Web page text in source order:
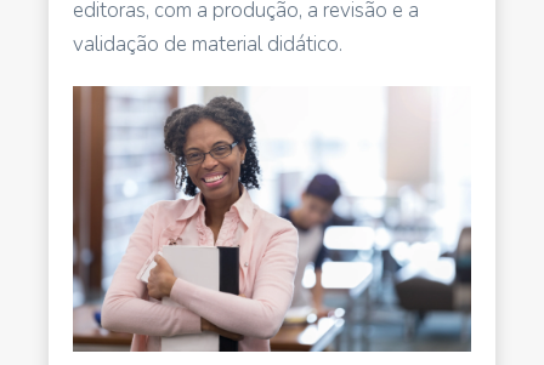
editoras, com a produção, a revisão e a
validação de material didático.